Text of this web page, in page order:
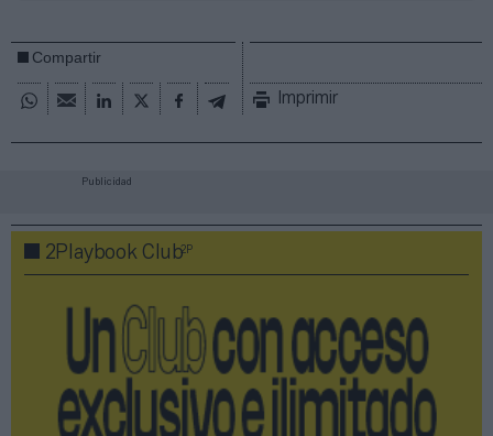
Compartir
Imprimir
Publicidad
2Playbook Club2P